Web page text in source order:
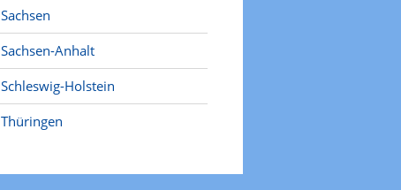
Sachsen
Sachsen-Anhalt
Schleswig-Holstein
Thüringen